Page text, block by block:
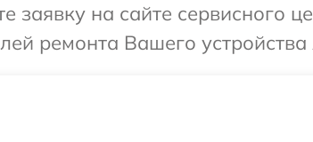
заявку на сайте сервисного
ремонта Вашего устройства